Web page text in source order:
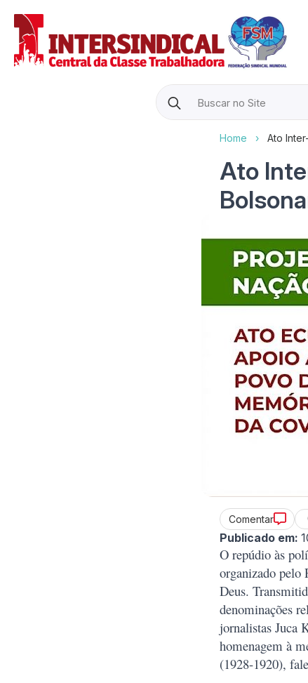
Search
for:
Home › Ato
Ato
Comentar
Publicado em:
O repúdio às
organizado pelo
Deus.
denominações
jornalistas Juca
homenagem à
(1928-1920),